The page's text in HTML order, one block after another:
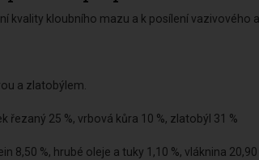
kvality kloubního mazu a k posílení
a zlatobýlem.
řezaný 25 %, vrbová kůra 10 %, zlatobýl 31 %
8,50 %, hrubé oleje a tuky 1,10 %, vláknina